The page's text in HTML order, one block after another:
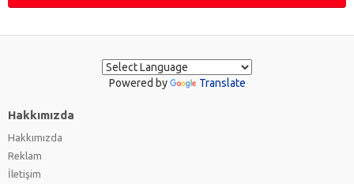
Powered by Translate
Hakkımızda
Hakkımızda
Reklam
İletişim